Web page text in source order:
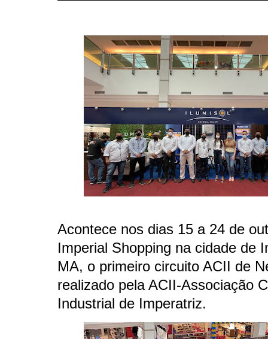
Acontece nos dias 15 a 24 de
Imperial Shopping na cidade de
MA, o primeiro circuito ACII de
realizado pela ACII-Associação
Industrial de Imperatriz.